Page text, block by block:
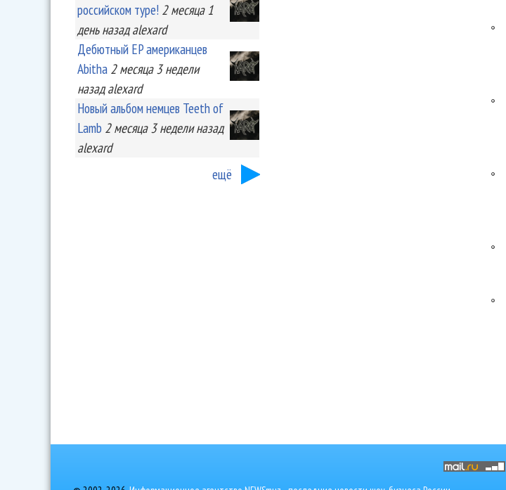
российском туре! 2 месяца 1
деньназад alexard
Дебютный EP американцев
Abitha 2 месяца 3 недели
назад alexard
Новый альбом немцев Teeth of
Lamb 2 месяца 3 неделиназад
alexard
ещё